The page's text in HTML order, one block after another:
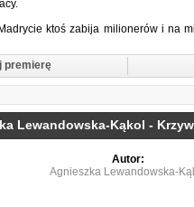
ktoś zabija milionerów i na
premierę
Lewandowska-Kąkol -
Autor:
Agnieszka Lewandowska-